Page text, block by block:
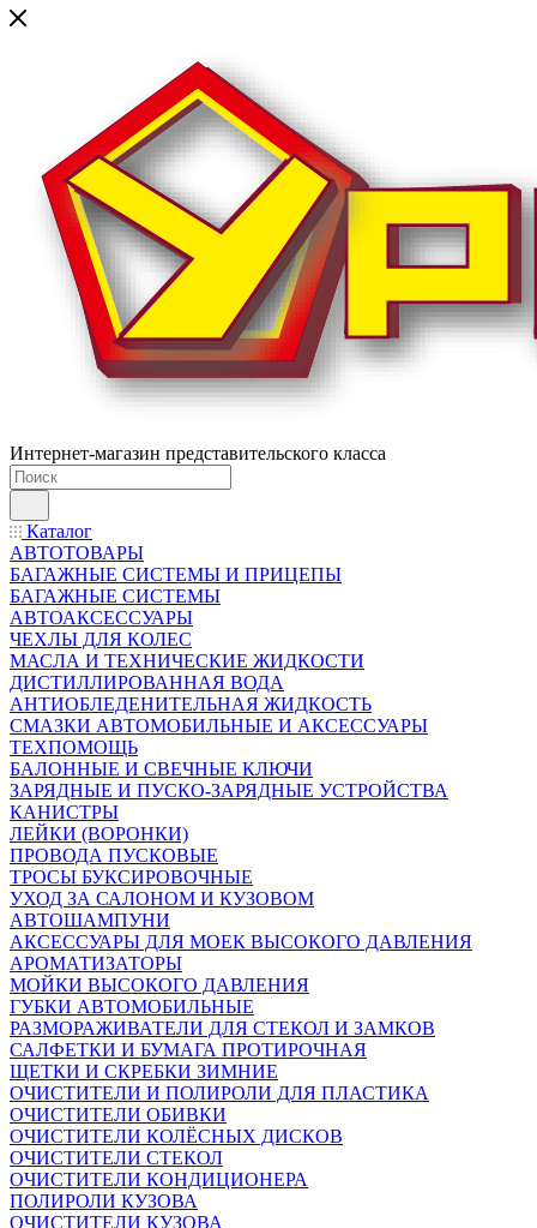
Интернет-магазин представительского класса
Каталог
АВТОТОВАРЫ
БАГАЖНЫЕ СИСТЕМЫ И ПРИЦЕПЫ
БАГАЖНЫЕ СИСТЕМЫ
АВТОАКСЕССУАРЫ
ЧЕХЛЫ ДЛЯ КОЛЕС
МАСЛА И ТЕХНИЧЕСКИЕ ЖИДКОСТИ
ДИСТИЛЛИРОВАННАЯ ВОДА
АНТИОБЛЕДЕНИТЕЛЬНАЯ ЖИДКОСТЬ
СМАЗКИ АВТОМОБИЛЬНЫЕ И АКСЕССУАРЫ
ТЕХПОМОЩЬ
БАЛОННЫЕ И СВЕЧНЫЕ КЛЮЧИ
ЗАРЯДНЫЕ И ПУСКО-ЗАРЯДНЫЕ УСТРОЙСТВА
КАНИСТРЫ
ЛЕЙКИ (ВОРОНКИ)
ПРОВОДА ПУСКОВЫЕ
ТРОСЫ БУКСИРОВОЧНЫЕ
УХОД ЗА САЛОНОМ И КУЗОВОМ
АВТОШАМПУНИ
АКСЕССУАРЫ ДЛЯ МОЕК ВЫСОКОГО ДАВЛЕНИЯ
АРОМАТИЗАТОРЫ
МОЙКИ ВЫСОКОГО ДАВЛЕНИЯ
ГУБКИ АВТОМОБИЛЬНЫЕ
РАЗМОРАЖИВАТЕЛИ ДЛЯ СТЕКОЛ И ЗАМКОВ
САЛФЕТКИ И БУМАГА ПРОТИРОЧНАЯ
ЩЕТКИ И СКРЕБКИ ЗИМНИЕ
ОЧИСТИТЕЛИ И ПОЛИРОЛИ ДЛЯ ПЛАСТИКА
ОЧИСТИТЕЛИ ОБИВКИ
ОЧИСТИТЕЛИ КОЛЁСНЫХ ДИСКОВ
ОЧИСТИТЕЛИ СТЕКОЛ
ОЧИСТИТЕЛИ КОНДИЦИОНЕРА
ПОЛИРОЛИ КУЗОВА
ОЧИСТИТЕЛИ КУЗОВА